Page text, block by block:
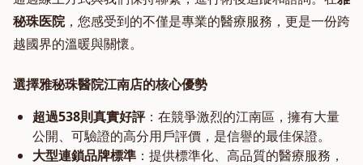
秘珠医院，您感受到的不僅是專業的醫療服務，更是一份跨
越國界的溫暖與關懷。
選擇雅秘珠醫院江南店的核心優勢
超過538則真實好評 ：在競爭激烈的江南區，擁有大量
公開、可驗證的高分用戶評價，是信譽的最佳保證。
大型連鎖品牌標準 ：提供標準化、高品質的醫療服務，